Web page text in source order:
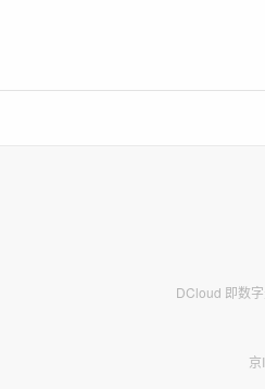
DCloud 即数